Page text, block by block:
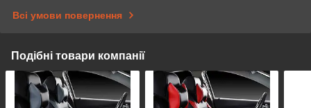
Всі умови повернення
Подібні товари компанії